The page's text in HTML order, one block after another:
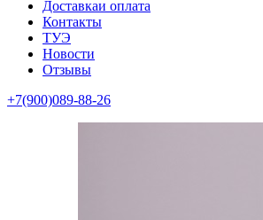
Доставкаи оплата
Контакты
ТУЭ
Новости
Отзывы
+7(900)089-88-26